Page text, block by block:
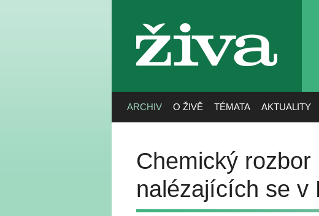
živa
ARCHIV O ŽIVĚ TÉMATA AKTUALITY
Chemický
nalézajících se v